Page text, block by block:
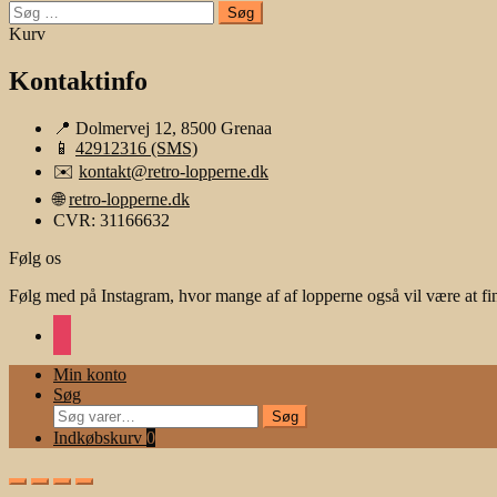
Søg
efter:
Kurv
Kontaktinfo
📍 Dolmervej 12, 8500 Grenaa
📱 42912316 (SMS)
✉️ kontakt@retro-lopperne.dk
🌐retro-lopperne.dk
CVR: 31166632
Følg os
Følg med på Instagram, hvor mange af af lopperne også vil være at
Min konto
Søg
Søg
efter:
Søg
Indkøbskurv 0